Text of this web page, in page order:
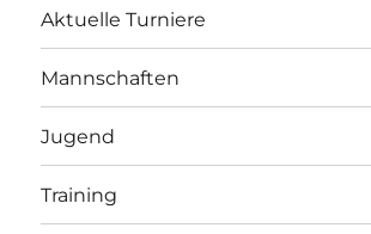
Aktuelle Turniere
Mannschaften
Jugend
Training